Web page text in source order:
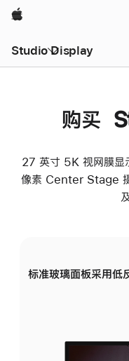
Apple
Studio Display
购买
27 英寸 5K 视网膜显
像素 Center Stage 摄
标准玻璃面板采用低